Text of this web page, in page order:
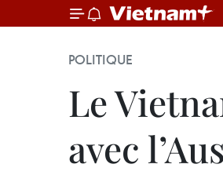
POLITIQUE
Le
avec